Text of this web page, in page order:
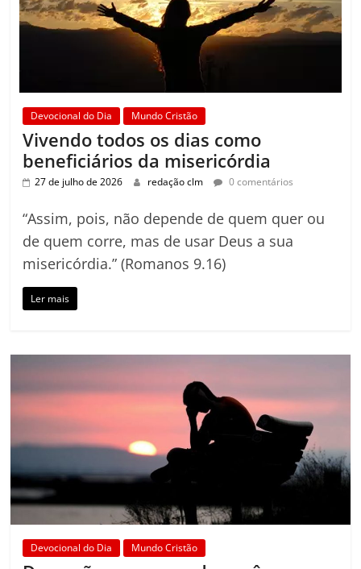
Devocional do Dia Mundo Cristão
Vivendo todos os dias como
beneficiários da misericórdia
27 de julho de 2026 redação clm 0 comentários
“Assim, pois, não depende de quem quer ou
de quem corre, mas de usar Deus a sua
misericórdia.” (Romanos 9.16)
Ler mais
Devocional do Dia Mundo Cristão